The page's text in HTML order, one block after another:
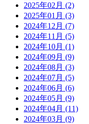
2025年02月 (2)
2025年01月 (3)
2024年12月 (7)
2024年11月 (5)
2024年10月 (1)
2024年09月 (9)
2024年08月 (3)
2024年07月 (5)
2024年06月 (6)
2024年05月 (9)
2024年04月 (11)
2024年03月 (9)